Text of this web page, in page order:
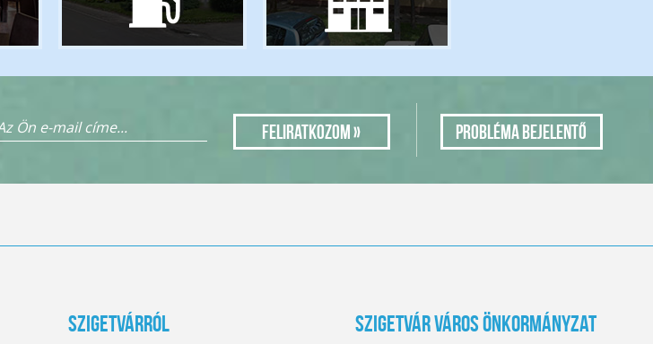
Probléma bejelentő
Szigetvárról Szigetvár Város Önkormányzat